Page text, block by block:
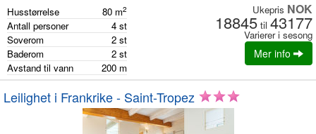
Husstørrelse 80 m2
Antall personer 4 st
Soverom
2 st
Baderom
2 st
Avstand til vann
200 m
Ukepris NOK
18845 til 43177
Varierer i sesong
Mer info
Leilighet i Frankrike - Saint-Tropez